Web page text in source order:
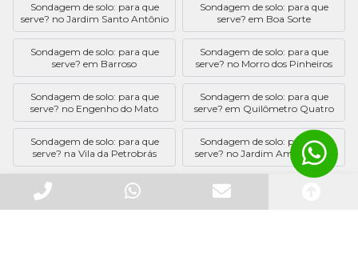
Sondagem de solo: para que
serve? no Jardim Santo Antônio
Sondagem de solo: para que
serve? em Boa Sorte
Sondagem de solo: para que
serve? em Barroso
Sondagem de solo: para que
serve? no Morro dos Pinheiros
Sondagem de solo: para que
serve? no Engenho do Mato
Sondagem de solo: para que
serve? em Quilômetro Quatro
Sondagem de solo: para que
serve? na Vila da Petrobrás
Sondagem de solo: para que
serve? no Jardim Amendoeira